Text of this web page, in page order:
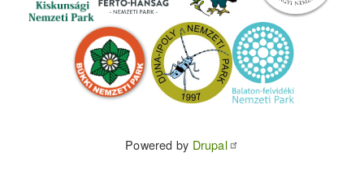
Powered by Drupal